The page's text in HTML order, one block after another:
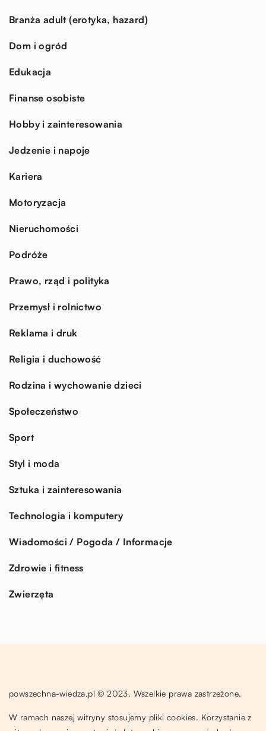
Branża adult (erotyka, hazard)
Dom i ogród
Edukacja
Finanse osobiste
Hobby i zainteresowania
Jedzenie i napoje
Kariera
Motoryzacja
Nieruchomości
Podróże
Prawo, rząd i polityka
Przemysł i rolnictwo
Reklama i druk
Religia i duchowość
Rodzina i wychowanie dzieci
Społeczeństwo
Sport
Styl i moda
Sztuka i zainteresowania
Technologia i komputery
Wiadomości / Pogoda / Informacje
Zdrowie i fitness
Zwierzęta
powszechna-wiedza.pl © 2023. Wszelkie prawa zastrzeżone.
W ramach naszej witryny stosujemy pliki cookies. Korzystanie z